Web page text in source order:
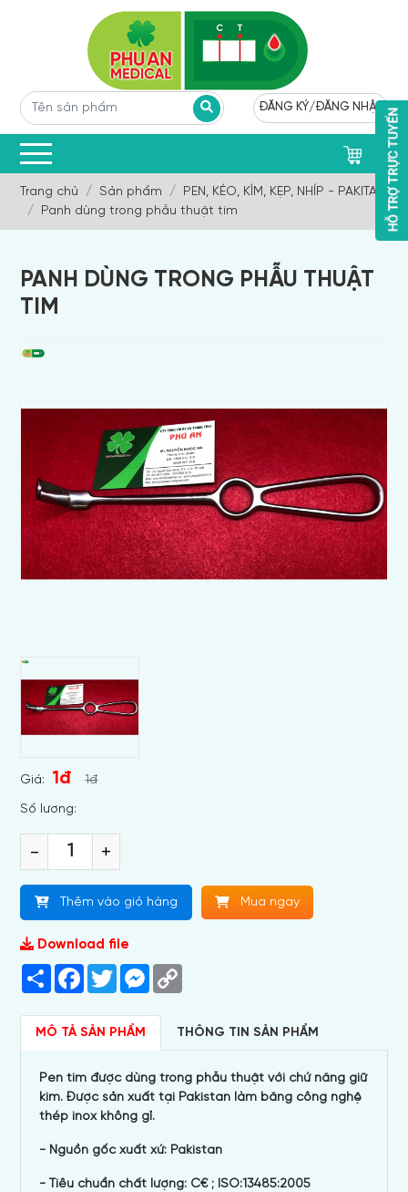
ĐĂNG KÝ/ĐĂNG NHẬP
Trang chủ Sản phẩm
PEN, KÉO, KÌM, KẸP, NHÍP - PAKITAN
Panh dùng trong phẫu thuật tim
PANH DÙNG TRONG PHẪU THUẬT
TIM
Giá: 1đ 1đ
Số lương:
- +
Thêm vào giỏ hàng Mua ngay
Download file
Share Facebook
TwitterMessenger
MÔ TẢ SẢN PHẨM THÔNG TIN SẢN PHẨM
Pen tim được dùng trong phẫu thuật với chứ năng giữ
kim. Được sản xuất tại Pakistan làm băng công nghệ
thép inox không gỉ.
- Nguồn gốc xuất xứ: Pakistan
- Tiêu chuẩn chất lượng: C€ ; ISO:13485:2005